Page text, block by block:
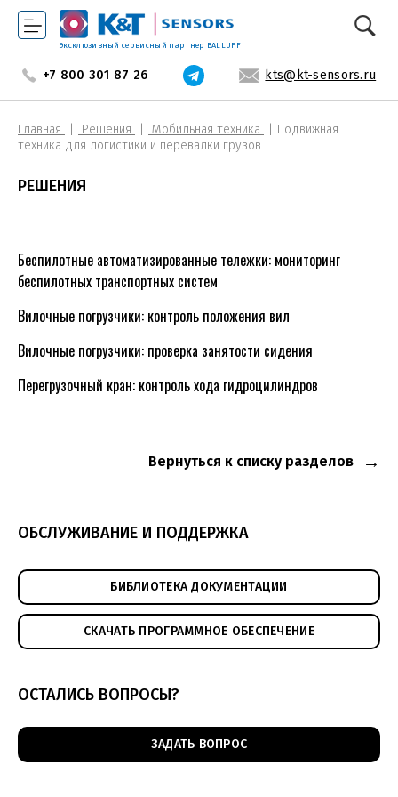
Эксклюзивный сервисный партнер BALLUFF
+7 800 301 87 26 kts@kt-sensors.ru
Главная Решения Мобильная техника
Подвижная
техника для логистики и перевалки грузов
РЕШЕНИЯ
Беспилотные автоматизированные тележки: мониторинг
беспилотных транспортных систем
Вилочные погрузчики: контроль положения вил
Вилочные погрузчики: проверка занятости сидения
Перегрузочный кран: контроль хода гидроцилиндров
Вернуться к списку разделов
ОБСЛУЖИВАНИЕ И ПОДДЕРЖКА
БИБЛИОТЕКА ДОКУМЕНТАЦИИ
СКАЧАТЬ ПРОГРАММНОЕ ОБЕСПЕЧЕНИЕ
ОСТАЛИСЬ ВОПРОСЫ?
ЗАДАТЬ ВОПРОС